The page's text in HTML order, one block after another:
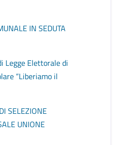
IN SEDUTA
Legge Elettorale di
“Liberiamo il
SELEZIONE
UNIONE